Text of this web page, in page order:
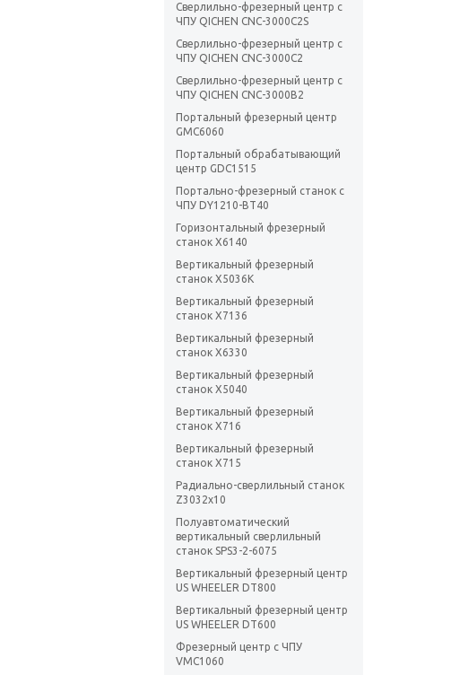
Сверлильно-фрезерный центр с
ЧПУ QICHEN CNC-3000C2S
Сверлильно-фрезерный центр с
ЧПУ QICHEN CNC-3000C2
Сверлильно-фрезерный центр с
ЧПУ QICHEN CNC-3000B2
Портальный фрезерный центр
GMC6060
Портальный обрабатывающий
центр GDC1515
Портально-фрезерный станок с
ЧПУ DY1210-BT40
Горизонтальный фрезерный
станок X6140
Вертикальный фрезерный
станок Х5036K
Вертикальный фрезерный
станок X7136
Вертикальный фрезерный
станок X6330
Вертикальный фрезерный
станок X5040
Вертикальный фрезерный
станок X716
Вертикальный фрезерный
станок X715
Радиально-сверлильный станок
Z3032х10
Полуавтоматический
вертикальный сверлильный
станок SPS3-2-6075
Вертикальный фрезерный центр
US WHEELER DT800
Вертикальный фрезерный центр
US WHEELER DT600
Фрезерный центр с ЧПУ
VMC1060